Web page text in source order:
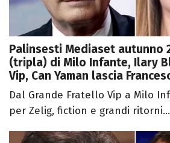
Palinsesti Mediaset autunno
(tripla) di Milo Infante, Ilary
Vip, Can Yaman lascia
Dal Grande Fratello Vip a Milo
per Zelig, fiction e grandi ritorni...